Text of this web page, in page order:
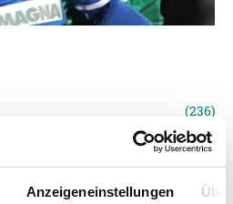
Anzeigeneinstellungen
(236)
(606)
(6)
(413)